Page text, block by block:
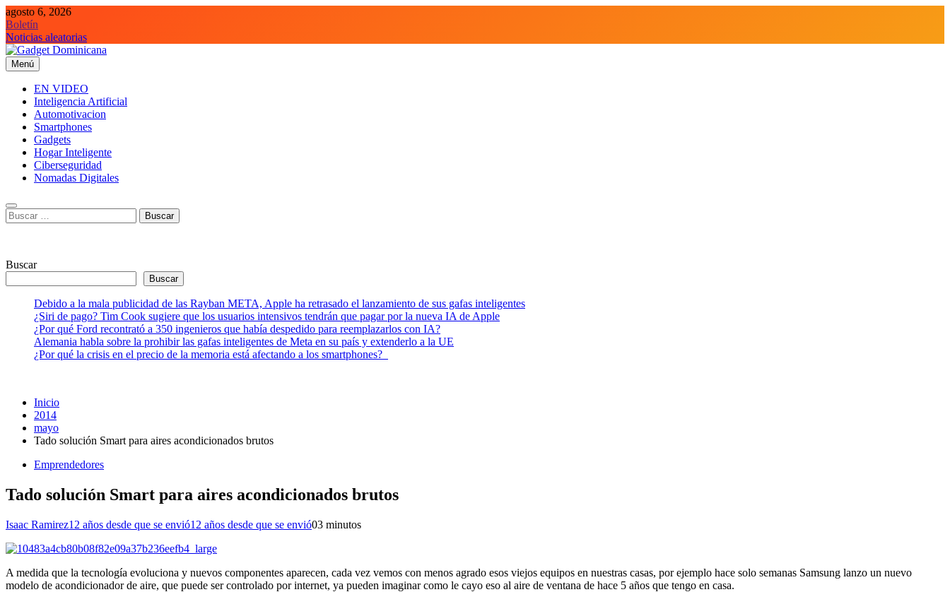
Saltar
al
contenido
agosto 6, 2026
Boletín
Noticias aleatorias
Gadget Dominicana
Gadgets y Tecnología de consumo
Menú
EN VIDEO
Inteligencia Artificial
Automotivacion
Smartphones
Gadgets
Hogar Inteligente
Ciberseguridad
Nomadas Digitales
Buscar:
Buscar
Buscar
Debido a la mala publicidad de las Rayban META, Apple ha retrasado el lanzamiento de sus gafas inteligentes
¿Siri de pago? Tim Cook sugiere que los usuarios intensivos tendrán que pagar por la nueva IA de Apple
¿Por qué Ford recontrató a 350 ingenieros que había despedido para reemplazarlos con IA?
Alemania habla sobre la prohibir las gafas inteligentes de Meta en su país y extenderlo a la UE
¿Por qué la crisis en el precio de la memoria está afectando a los smartphones?
Inicio
2014
mayo
Tado solución Smart para aires acondicionados brutos
Emprendedores
Tado solución Smart para aires acondicionados brutos
Isaac Ramirez12 años desde que se envió12 años desde que se envió03 minutos
A medida que la tecnología evoluciona y nuevos componentes aparecen, cada vez vemos con menos agrado esos viejos equipos en nuestras casas, por ejemplo hace solo semanas Samsung lanzo un nuevo
modelo de acondicionador de aire, que puede ser controlado por internet, ya pueden imaginar como le cayo eso al aire de ventana de hace 5 años que tengo en casa.